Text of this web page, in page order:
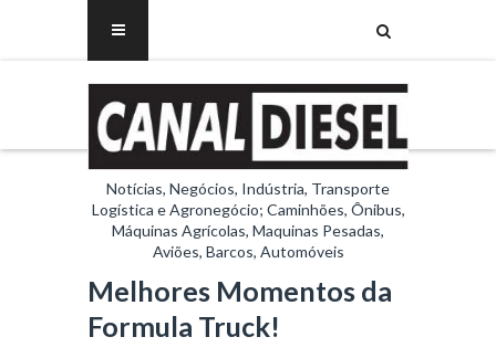
Notícias, Negócios, Indústria, Transporte
Logística e Agronegócio; Caminhões, Ônibus,
Máquinas Agrícolas, Maquinas Pesadas,
Aviões, Barcos, Automóveis
Melhores Momentos da
Formula Truck!